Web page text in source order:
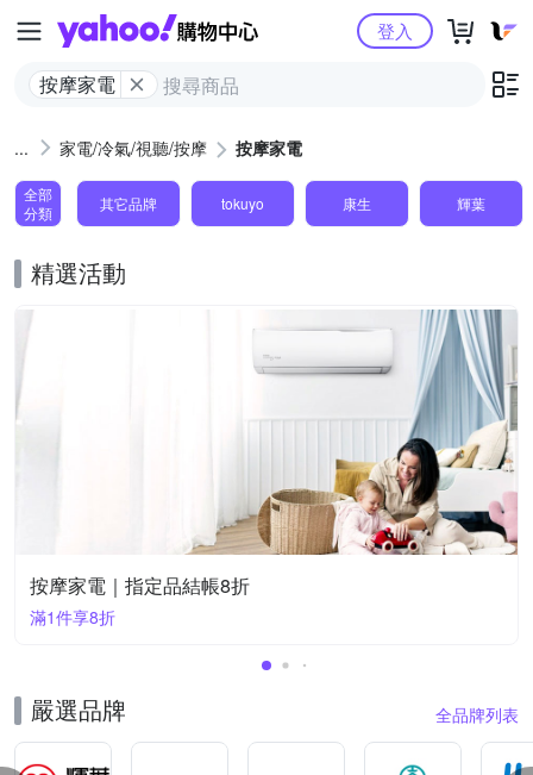
Yahoo購物中心
按摩家電
登入
家電/冷氣/視聽/按摩 按摩家電
全部
分類
其它品牌 tokuyo 康生 輝葉
精選活動
按摩家電｜指定品結帳8折
滿1件享8折
嚴選品牌 全品牌列表